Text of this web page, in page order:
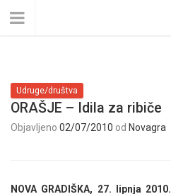
Udruge/društva
ORAŠJE – Idila za ribiče
Objavljeno 02/07/2010 od Novagra
NOVA GRADIŠKA, 27. lipnja 2010.